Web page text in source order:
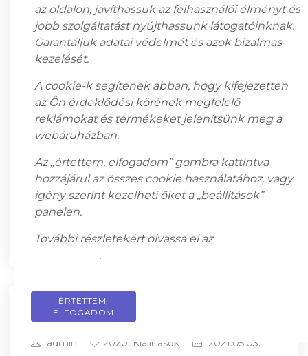
admin 2020,Kiállítások 2021.05.03.
„Nem szeretem a fontoskodást: az
embernek csak akkor van joga önmagáról
FENYŐ GYÖRGY Az 1938-as Frankel
Szalonban megrendezett önálló kiállítása
óta, Fenyő György munkái, most először a
Bodó Galéria és Aukciósházban kerülnek a
közönség számára eddig még soha nem
látott, több mint 60 remekmű kerül
bemutatásra. A […]
READ MORE
Art and Antique
admin 2020, Kiállítások 2021.05.03.
az oldalon, javíthassuk az felhasználói élményt és
jobb szolgáltatást nyújthassunk látogatóinknak.
Garantáljuk adatai védelmét és azok bizalmas
kezelését.
A cookie-k segítenek abban, hogy kifejezetten
az Ön érdeklődési körének megfelelő
reklámokat és termékeket jelenítsünk meg a
webáruházban.
Az „értettem, elfogadom” gombra kattintva
hozzájárul az összes cookie használatához, vagy
igény szerint kezelheti őket a „beállítások”
panelen.
További részletekért olvassa el az
.
ÉRTETTEM,
ELFOGADOM